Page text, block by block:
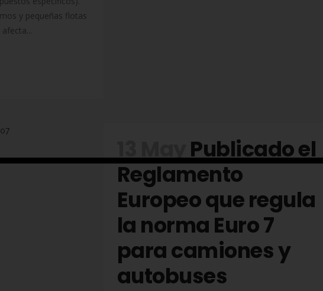
y pequeñas flotas
Publicado el
Reglamento
Europeo que regula
la norma Euro 7
para camiones y
autobuses